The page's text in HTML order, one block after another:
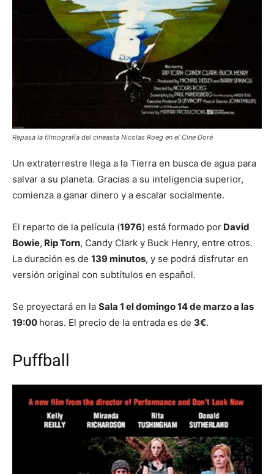
Repasa la filmografía del cineasta Nicolas Roeg en el Cine Doré
Un extraterrestre llega a la Tierra en busca de agua para
salvar a su planeta. Gracias a su inteligencia superior,
comienza a ganar dinero y a escalar socialmente.
El reparto de la película (1976) está formado por David
Bowie, Rip Torn, Candy Clark y Buck Henry, entre otros.
La duración es de 139 minutos, y se podrá disfrutar en
versión original con subtítulos en español.
Se proyectará en la Sala 1 el domingo 14 de marzo a las
19:00 horas. El precio de la entrada es de 3€.
Puffball